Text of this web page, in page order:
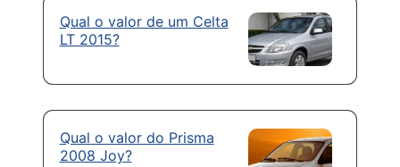
Qual o valor de um Celta
LT 2015?
Qual o valor do Prisma
2008 Joy?